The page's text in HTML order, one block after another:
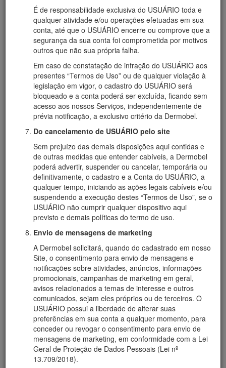
É de responsabilidade exclusiva do USUÁRIO toda e
qualquer atividade e/ou operações efetuadas em sua
conta, até que o USUÁRIO encerre ou comprove que a
segurança da sua conta foi comprometida por motivos
outros que não sua própria falha.
Em caso de constatação de infração do USUÁRIO aos
presentes “Termos de Uso” ou de qualquer violação à
legislação em vigor, o cadastro do USUÁRIO será
bloqueado e a conta poderá ser excluída, ficando sem
acesso aos nossos Serviços, independentemente de
prévia notificação, a exclusivo critério da Dermobel.
Do cancelamento de USUÁRIO pelo site
Sem prejuízo das demais disposições aqui contidas e
de outras medidas que entender cabíveis, a Dermobel
poderá advertir, suspender ou cancelar, temporária ou
definitivamente, o cadastro e a Conta do USUÁRIO, a
qualquer tempo, iniciando as ações legais cabíveis e/ou
suspendendo a execução destes “Termos de Uso”, se o
USUÁRIO não cumprir qualquer dispositivo aqui
previsto e demais políticas do termo de uso.
Envio de mensagens de marketing
A Dermobel solicitará, quando do cadastrado em nosso
Site, o consentimento para envio de mensagens e
notificações sobre atividades, anúncios, informações
promocionais, campanhas de marketing em geral,
avisos relacionados a temas de interesse e outros
comunicados, sejam eles próprios ou de terceiros. O
USUÁRIO possui a liberdade de alterar suas
preferências em sua conta a qualquer momento, para
conceder ou revogar o consentimento para envio de
mensagens de marketing, em conformidade com a Lei
Geral de Proteção de Dados Pessoais (Lei nº
13.709/2018).